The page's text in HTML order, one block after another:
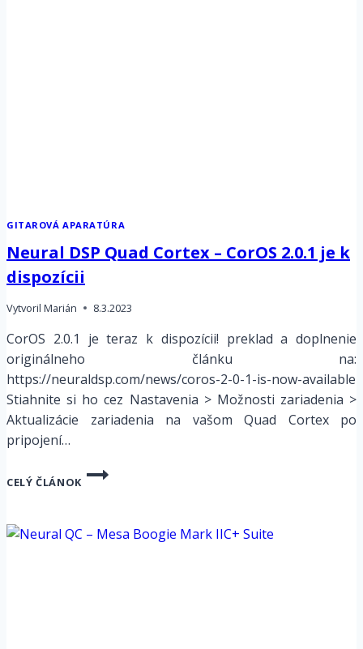
GITAROVÁ APARATÚRA
Neural DSP Quad Cortex – CorOS 2.0.1 je k
dispozícii
Vytvoril Marián 8.3.2023
CorOS 2.0.1 je teraz k dispozícii! preklad a doplnenie
originálneho článku na:
https://neuraldsp.com/news/coros-2-0-1-is-now-available
Stiahnite si ho cez Nastavenia > Možnosti zariadenia >
Aktualizácie zariadenia na vašom Quad Cortex po
pripojení…
CELÝ ČLÁNOK
NEURAL
–